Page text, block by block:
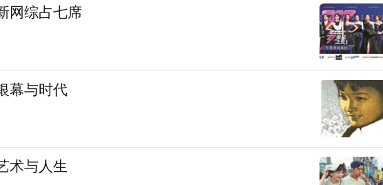
网综占七席
幕与时代
术与人生